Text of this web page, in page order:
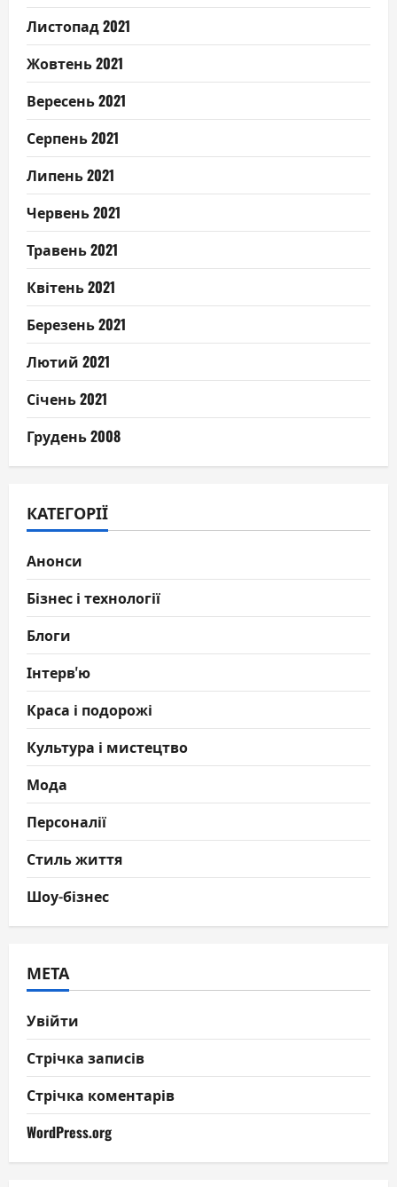
Листопад 2021
Жовтень 2021
Вересень 2021
Серпень 2021
Липень 2021
Червень 2021
Травень 2021
Квітень 2021
Березень 2021
Лютий 2021
Січень 2021
Грудень 2008
КАТЕГОРІЇ
Анонси
Бізнес і технології
Блоги
Інтерв'ю
Краса і подорожі
Культура і мистецтво
Мода
Персоналії
Стиль життя
Шоу-бізнес
МЕТА
Увійти
Стрічка записів
Стрічка коментарів
WordPress.org